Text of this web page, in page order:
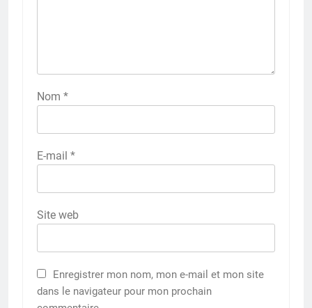
Nom *
E-mail *
Site web
Enregistrer mon nom, mon e-mail et mon site
dans le navigateur pour mon prochain